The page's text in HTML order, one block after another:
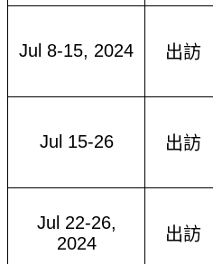
Jul 8-15, 2024 出訪
Jul 15-26 出訪
Jul 22-26,
2024
出訪